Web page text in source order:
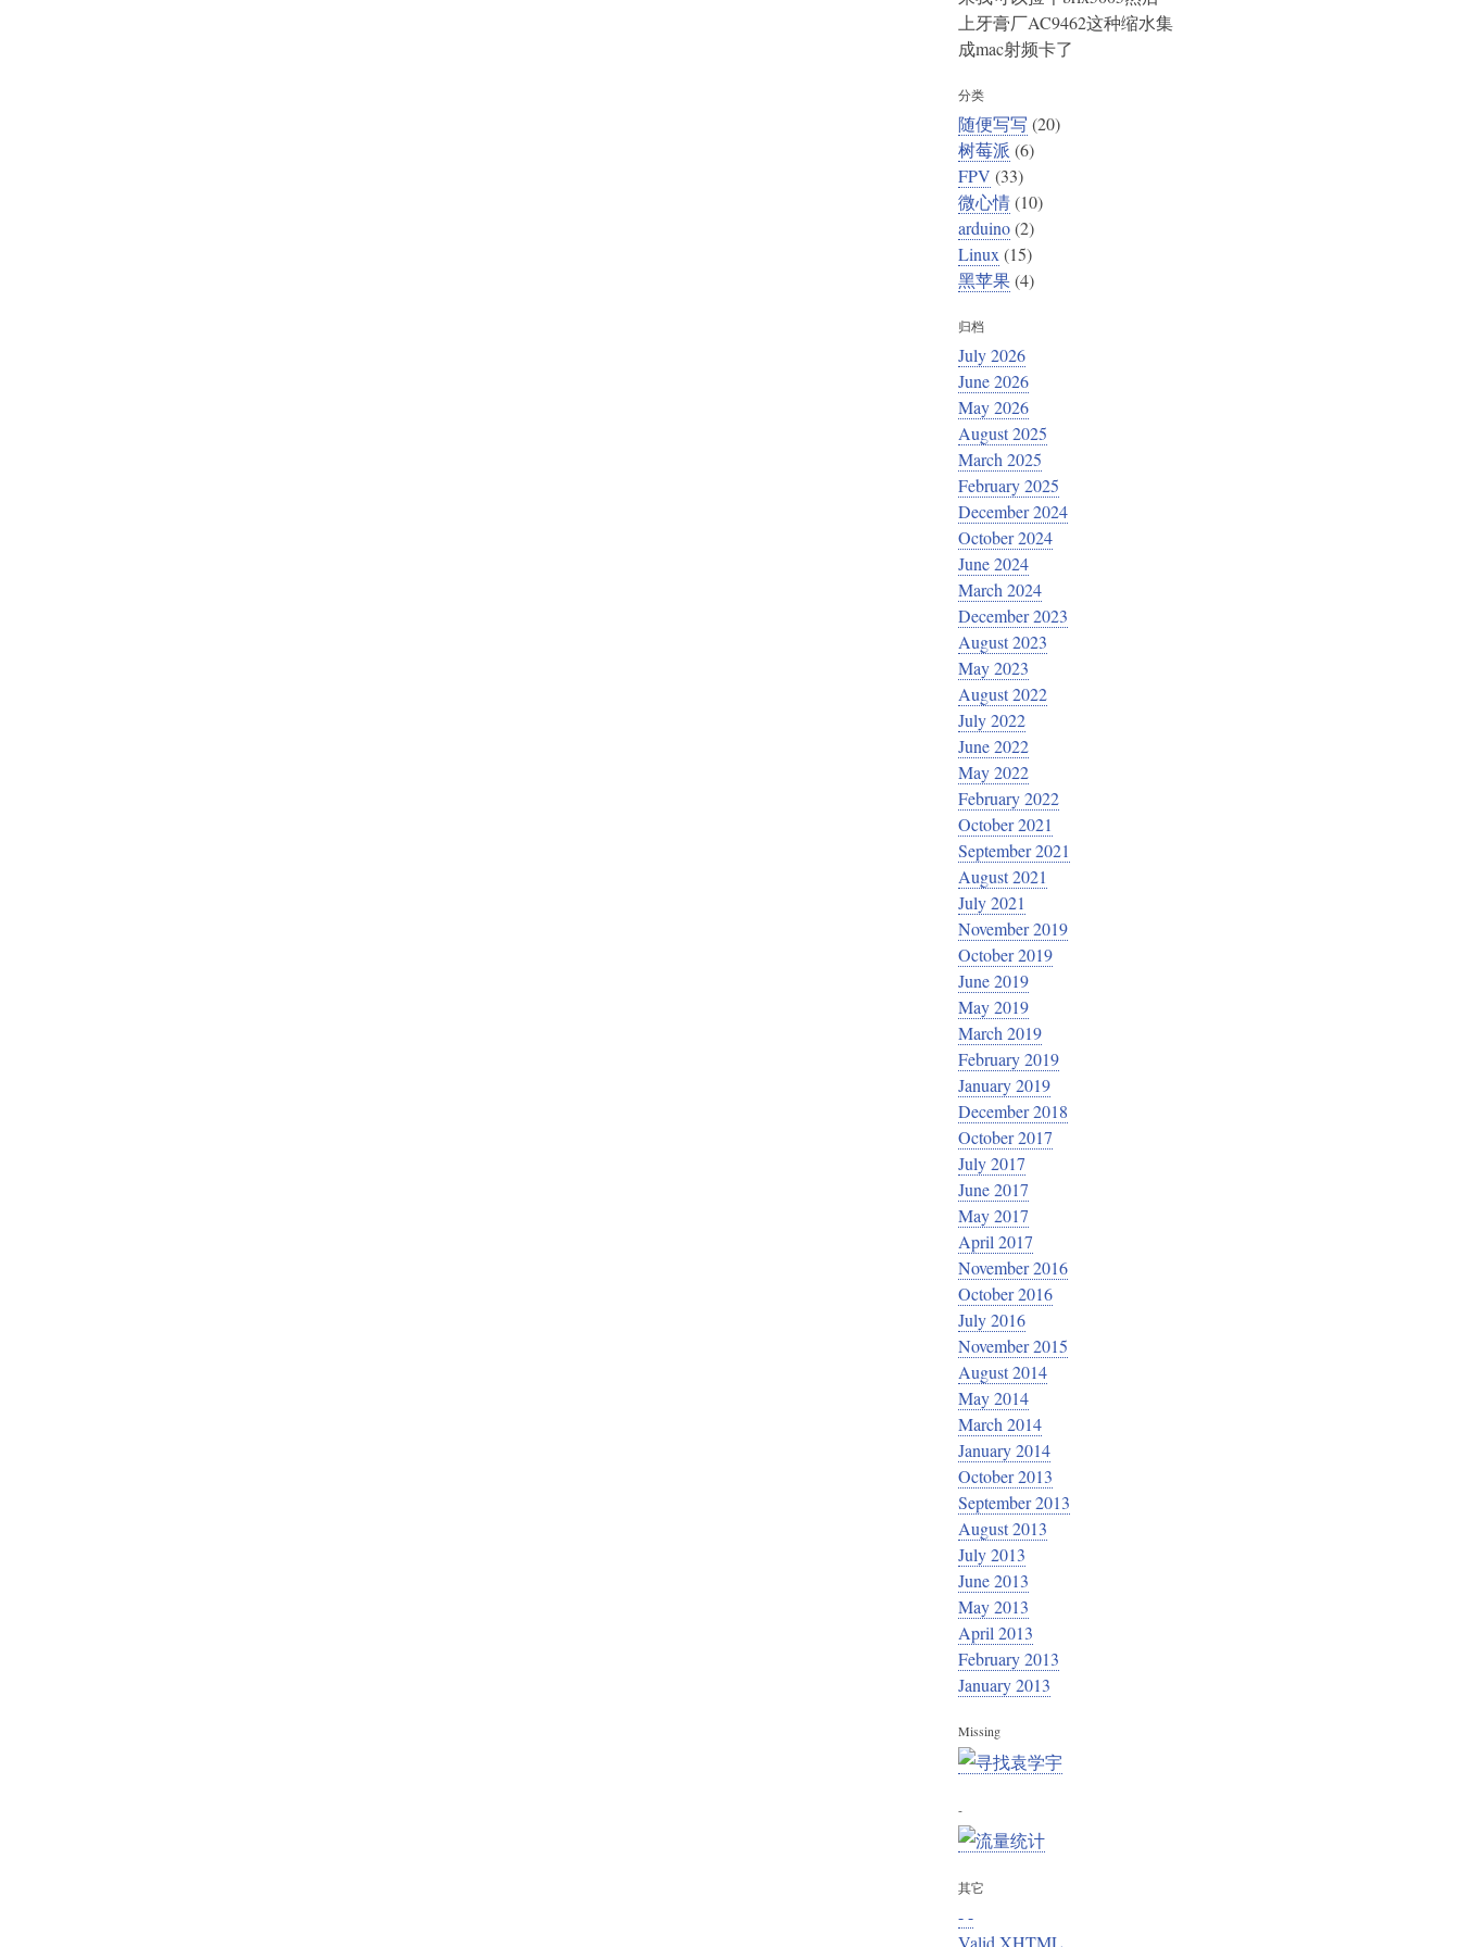
上牙膏厂AC9462这种缩水集
成mac射频卡了
分类
随便写写 (20)
树莓派 (6)
FPV (33)
微心情(10)
arduino(2)
Linux (15)
黑苹果(4)
归档
July 2026
June 2026
May 2026
August 2025
March 2025
February 2025
December 2024
October 2024
June 2024
March 2024
December 2023
August 2023
May 2023
August 2022
July 2022
June 2022
May 2022
February 2022
October 2021
September 2021
August 2021
July 2021
November 2019
October 2019
June 2019
May 2019
March 2019
February 2019
January 2019
December 2018
October 2017
July 2017
June 2017
May 2017
April 2017
November 2016
October 2016
July 2016
November 2015
August 2014
May 2014
March 2014
January 2014
October 2013
September 2013
August 2013
July 2013
June 2013
May 2013
April 2013
February 2013
January 2013
Missing
-
其它
- -
Valid XHTML